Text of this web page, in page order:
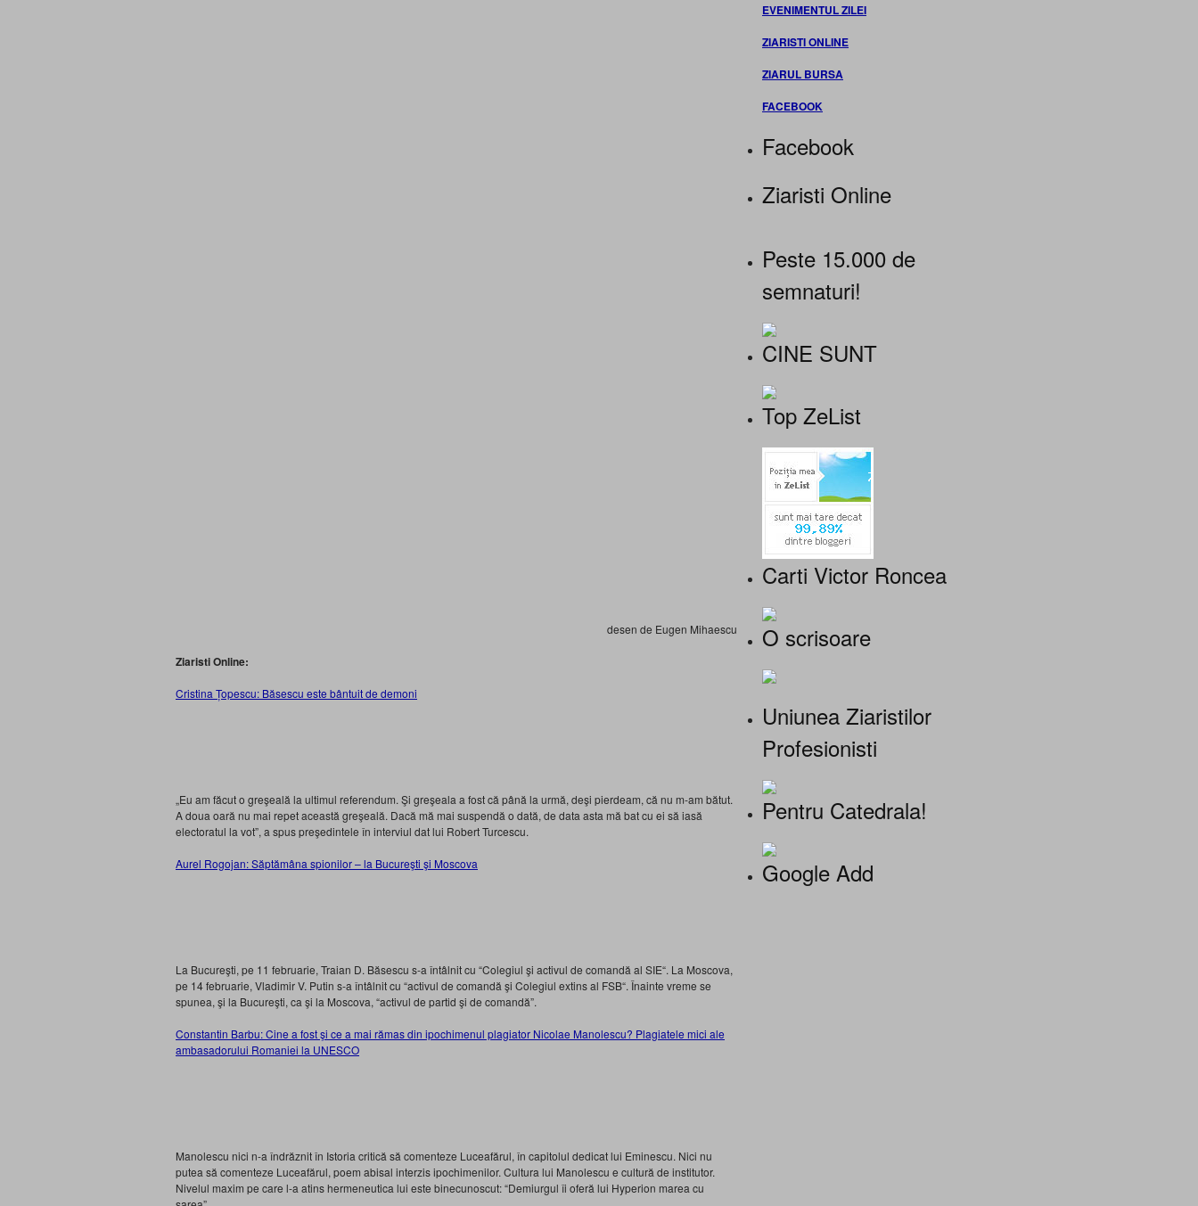
desen de Eugen Mihaescu
Ziaristi Online:
Cristina Țopescu: Băsescu este bântuit de demoni
„Eu am făcut o greşeală la ultimul referendum. Şi greşeala a fost că până la urmă, deşi pierdeam, că nu m-am bătut.
A doua oară nu mai repet această greşeală. Dacă mă mai suspendă o dată, de data asta mă bat cu ei să iasă
electoratul la vot”, a spus preşedintele în interviul dat lui Robert Turcescu.
Aurel Rogojan: Săptămâna spionilor – la Bucureşti şi Moscova
La Bucureşti, pe 11 februarie, Traian D. Băsescu s-a întâlnit cu “Colegiul şi activul de comandă al SIE“. La Moscova,
pe 14 februarie, Vladimir V. Putin s-a întâlnit cu “activul de comandă şi Colegiul extins al FSB“. Înainte vreme se
spunea, şi la Bucureşti, ca şi la Moscova, “activul de partid şi de comandă”.
Constantin Barbu: Cine a fost şi ce a mai rămas din ipochimenul plagiator Nicolae Manolescu? Plagiatele mici ale
ambasadorului Romaniei la UNESCO
Manolescu nici n-a îndrăznit în Istoria critică să comenteze Luceafărul, în capitolul dedicat lui Eminescu. Nici nu
putea să comenteze Luceafărul, poem abisal interzis ipochimenilor. Cultura lui Manolescu e cultură de institutor.
Nivelul maxim pe care l-a atins hermeneutica lui este binecunoscut: “Demiurgul îi oferă lui Hyperion marea cu
EVENIMENTUL ZILEI
ZIARISTI ONLINE
ZIARUL BURSA
FACEBOOK
Facebook
Ziaristi Online
Peste 15.000 de
semnaturi!
CINE SUNT
Top ZeList
Carti Victor Roncea
O scrisoare
Uniunea Ziaristilor
Profesionisti
Pentru Catedrala!
Google Add